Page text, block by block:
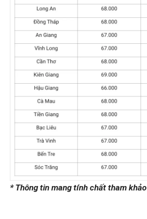
* Thông tin mang tính chất tham khảo